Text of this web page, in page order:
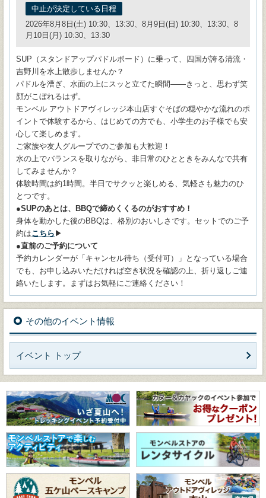
中止が決定している日程
2026年8月8日(土) 10:30、13:30、8月9日(日) 10:30、13:30、8
月10日(月) 10:30、13:30
SUP（スタンドアップパドルボード）に乗って、四国が誇る清流・
吉野川を水上散歩しませんか？
パドルを漕ぎ、水面の上にスッと立てた瞬間——きっと、思わず笑
顔がこぼれるはず。
モンベル アウトドアヴィレッジ本山店すぐそばの穏やかな流れのポ
イントで体験するから、はじめての方でも、小学生のお子様でも安
心して楽しめます。
ご家族や友人グループでのご参加も大歓迎！
水の上でバランスを取りながら、非日常のひとときをみんなで共有
してみませんか？
体験時間は約1時間。半日でサクッと楽しめる、気軽さも魅力のひ
とつです。
●SUPのあとは、BBQで締めくくるのがおすすめ！
身体を動かした後のBBQは、格別のおいしさです。セットでのご予
約はこちら ▶
●直前のご予約について
予約カレンダーが「キャンセル待ち（受付可）」となっている場合
でも、お申し込みいただければ空き状況を確認の上、折り返しご連
絡いたします。まずはお気軽にご連絡ください！
その他のイベント情報
イベント トップ